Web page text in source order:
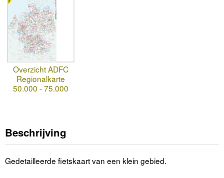
Overzicht ADFC
Regionalkarte
50.000 - 75.000
Beschrijving
Gedetailleerde fietskaart van een klein gebied.